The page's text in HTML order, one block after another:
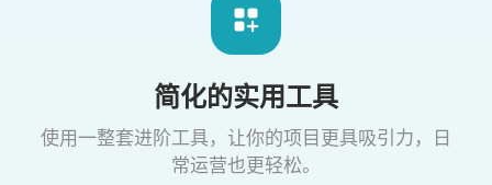
简化的实用工具
使用一整套进阶工具，让你的项目更具吸引力，日
常运营也更轻松。